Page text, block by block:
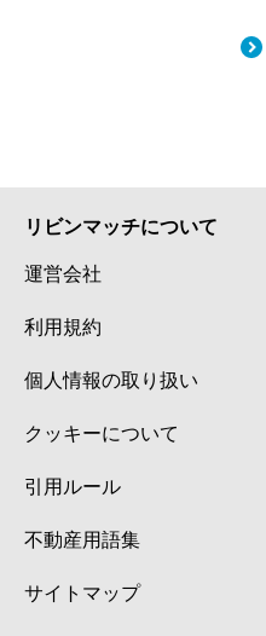
リビンマッチについて
運営会社
利用規約
個人情報の取り扱い
クッキーについて
引用ルール
不動産用語集
サイトマップ